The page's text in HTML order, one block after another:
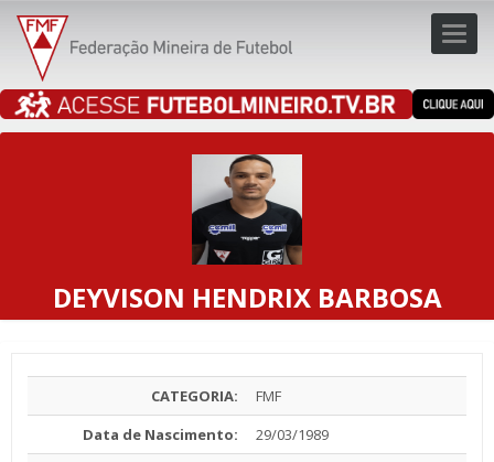
DEYVISON HENDRIX BARBOSA
CATEGORIA:
FMF
Data de Nascimento:
29/03/1989